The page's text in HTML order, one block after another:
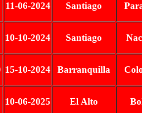
11-06-2024 Santiago
10-10-2024 Santiago
15-10-2024 Barranquilla
10-06-2025 El Alto